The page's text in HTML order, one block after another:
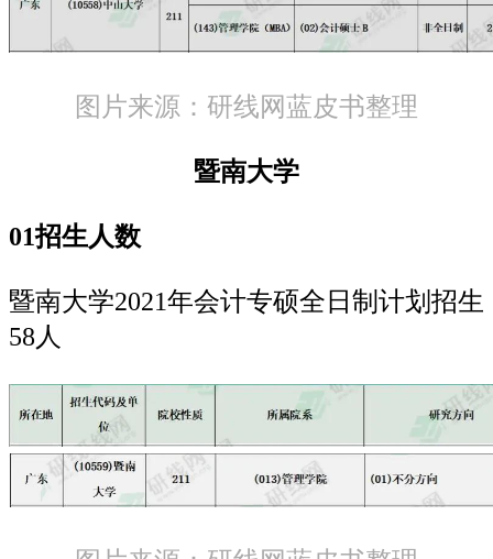
图片来源：研线网蓝皮书整理
暨南大学
01招生人数
暨南大学2021年会计专硕全日制计划招生
58人